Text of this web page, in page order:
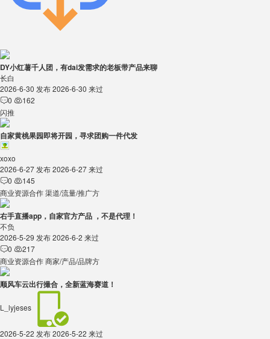
DY小红薯千人团，有dai发需求的老板带产品来聊
长白
2026-6-30 发布2026-6-30 来过
0 162
闪推
自家黄桃果园即将开园，寻求团购一件代发
xoxo
2026-6-27 发布2026-6-27 来过
0 145
商业资源合作渠道/流量/推广方
右手直播app，自家官方产品 ，不是代理！
不负
2026-5-29 发布2026-6-2 来过
0 217
商业资源合作商家/产品/品牌方
顺风车云出行撮合，全新蓝海赛道！
L_lyjeses
2026-5-22 发布2026-5-22 来过